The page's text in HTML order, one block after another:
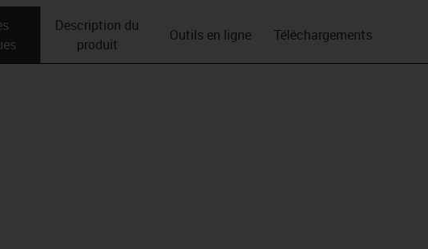
Description du
produit
Outils en ligne Téléchargements